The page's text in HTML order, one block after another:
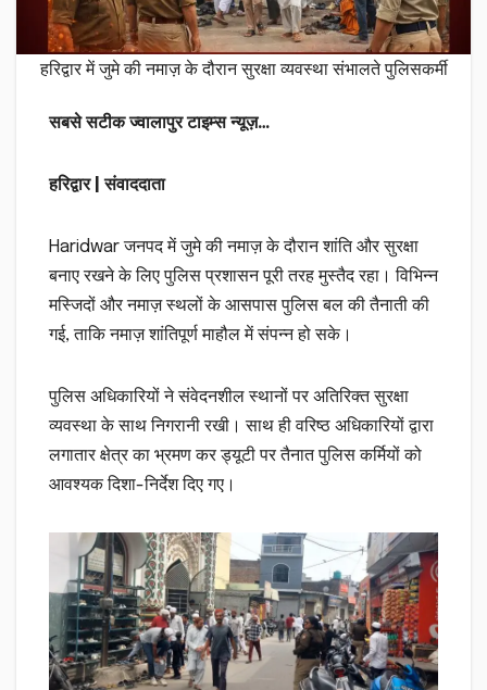
हरिद्वार में जुमे की नमाज़ के दौरान सुरक्षा व्यवस्था संभालते पुलिसकर्मी
सबसे सटीक ज्वालापुर टाइम्स न्यूज़…
हरिद्वार | संवाददाता
Haridwar जनपद में जुमे की नमाज़ के दौरान शांति और सुरक्षा
बनाए रखने के लिए पुलिस प्रशासन पूरी तरह मुस्तैद रहा। विभिन्न
मस्जिदों और नमाज़ स्थलों के आसपास पुलिस बल की तैनाती की
गई, ताकि नमाज़ शांतिपूर्ण माहौल में संपन्न हो सके।
पुलिस अधिकारियों ने संवेदनशील स्थानों पर अतिरिक्त सुरक्षा
व्यवस्था के साथ निगरानी रखी। साथ ही वरिष्ठ अधिकारियों द्वारा
लगातार क्षेत्र का भ्रमण कर ड्यूटी पर तैनात पुलिस कर्मियों को
आवश्यक दिशा-निर्देश दिए गए।